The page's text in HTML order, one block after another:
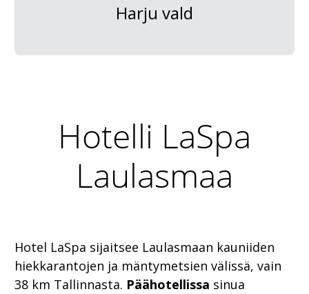
Harju vald
Hotelli LaSpa
Laulasmaa
Hotel LaSpa sijaitsee Laulasmaan kauniiden
hiekkarantojen ja mäntymetsien välissä, vain
38 km Tallinnasta. Päähotellissa sinua